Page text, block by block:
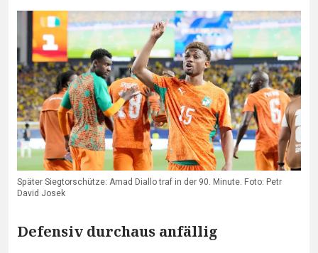
Später Siegtorschütze: Amad Diallo traf in der 90. Minute. Foto: Petr
David Josek
Defensiv durchaus anfällig